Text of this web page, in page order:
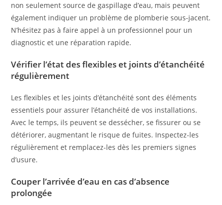
non seulement source de gaspillage d’eau, mais peuvent
également indiquer un problème de plomberie sous-jacent.
N’hésitez pas à faire appel à un professionnel pour un
diagnostic et une réparation rapide.
Vérifier l’état des flexibles et joints d’étanchéité
régulièrement
Les flexibles et les joints d’étanchéité sont des éléments
essentiels pour assurer l’étanchéité de vos installations.
Avec le temps, ils peuvent se dessécher, se fissurer ou se
détériorer, augmentant le risque de fuites. Inspectez-les
régulièrement et remplacez-les dès les premiers signes
d’usure.
Couper l’arrivée d’eau en cas d’absence
prolongée